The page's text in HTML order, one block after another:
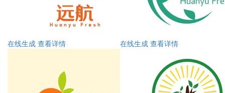
在线生成 查看详情 在线生成 查看详情